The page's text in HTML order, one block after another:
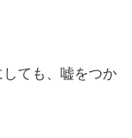
ても、嘘をつか